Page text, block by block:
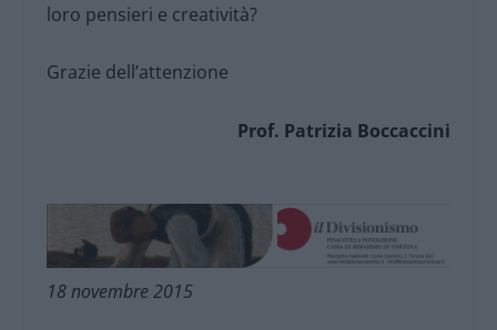
loro pensieri e creatività?
Grazie dell’attenzione
Prof. Patrizia Boccaccini
18 novembre 2015